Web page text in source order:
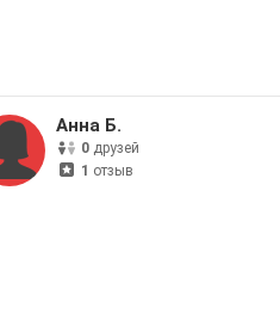
Анна Б.
0 друзей
1 отзыв